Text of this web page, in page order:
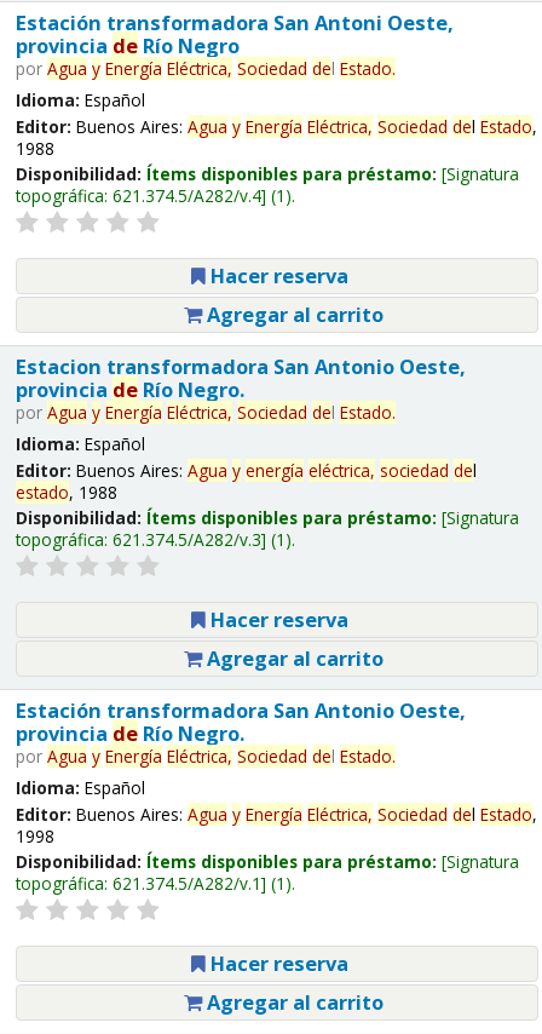
Estación transformadora San Antoni Oeste,
provincia deRío Negro
por Agua y Energía Eléctrica, Sociedad del Estado.
Idioma: Español
Editor: Buenos Aires: Agua y Energía Eléctrica, Sociedad del Estado,
1988
Disponibilidad: Ítems disponibles para préstamo: Signatura
topográfica: 621.374.5/A282/v.4 (1).
Hacer reserva
Agregar al carrito
Estacion transformadora San Antonio Oeste,
provincia deRío Negro.
por Agua y Energía Eléctrica, Sociedad del Estado.
Idioma: Español
Editor: Buenos Aires: Agua y energía eléctrica, sociedad del
estado, 1988
Disponibilidad: Ítems disponibles para préstamo: Signatura
topográfica: 621.374.5/A282/v.3 (1).
Hacer reserva
Agregar al carrito
Estación transformadora San Antonio Oeste,
provincia deRío Negro.
por Agua y Energía Eléctrica, Sociedad del Estado.
Idioma: Español
Editor: Buenos Aires: Agua y Energía Eléctrica, Sociedad del Estado,
1998
Disponibilidad: Ítems disponibles para préstamo: Signatura
topográfica: 621.374.5/A282/v.1 (1).
Hacer reserva
Agregar al carrito